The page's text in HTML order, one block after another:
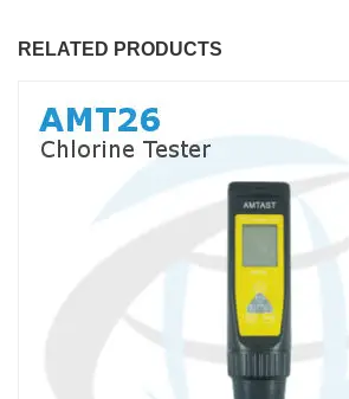
RELATED PRODUCTS